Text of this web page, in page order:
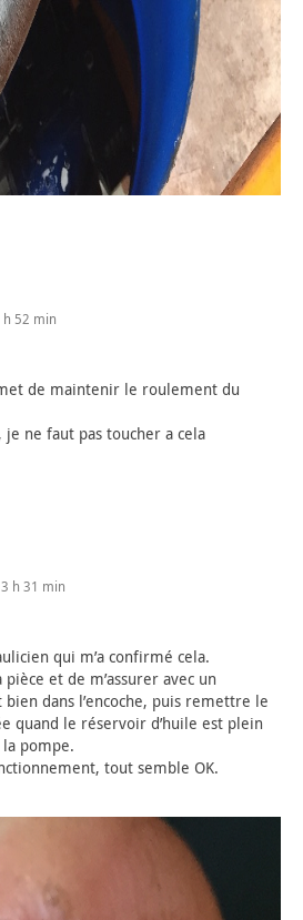
h 52 min
de maintenir le roulement du
je ne faut pas toucher a cela
h 31 min
qui m’a confirmé cela.
et de m’assurer avec un
dans l’encoche, puis remettre le
quand le réservoir d’huile est plein
pompe.
tout semble OK.